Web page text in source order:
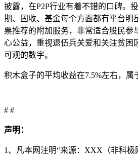
披露，在P2P行业有着不错的口碑。
期、固收、基金每个方面都有平台明
票推荐的附加服务，非常适合股民参
心公益，重视退伍兵关爱和关注贫困
可观的数字。
积木盒子的平均收益在7.5%左右，属
# #
声明：
1、凡本网注明“来源：XXX（非科极